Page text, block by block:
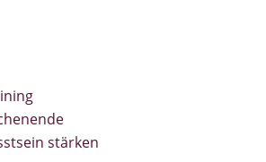
stärken